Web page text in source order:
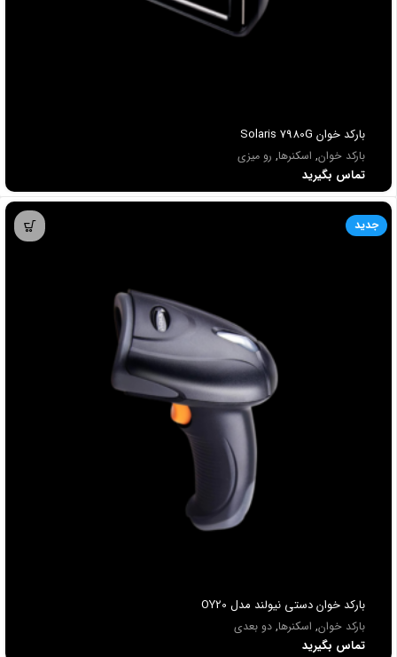
باركد خوان Solaris 7980G
بارکد خوان, اسکنرها, رو میزی
تماس بگیرید
جدید
باركد خوان دستي نیولند مدل OY20
بارکد خوان, اسکنرها, دو بعدی
تماس بگیرید